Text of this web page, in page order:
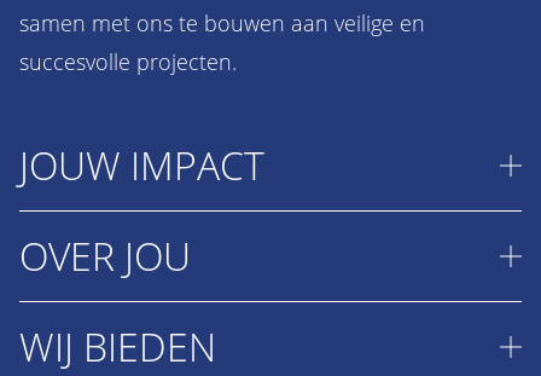
samen met ons te bouwen aan veilige en
succesvolle projecten.
JOUW IMPACT
Als Project Veiligheidskundige speel je een
en het welzijn van onze collega’s op het project in
het oosten van Nederland. Je denkt in oplossingen
OVER JOU
Je staat ervoor open om op rotatiebasis te werken.
WIJ BIEDEN